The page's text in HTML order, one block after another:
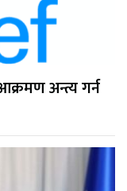
अन्त्य गर्न